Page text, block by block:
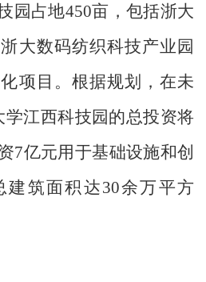
园占地450亩，包括浙大
大数码纺织科技产业园
项目。根据规划，在未
江西科技园的总投资将
7亿元用于基础设施和创
建筑面积达30余万平方